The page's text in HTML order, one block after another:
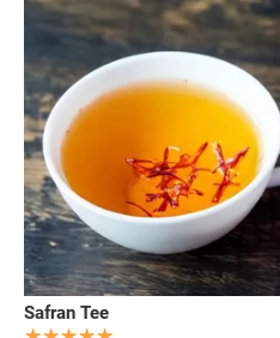
Safran Tee